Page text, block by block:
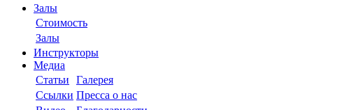
Залы
Стоимость
Залы
Инструкторы
Медиа
Статьи
Галерея
Ссылки Пресса о нас